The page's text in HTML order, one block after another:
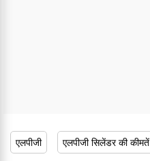
एलपीजी एलपीजी सिलेंडर की कीमतें